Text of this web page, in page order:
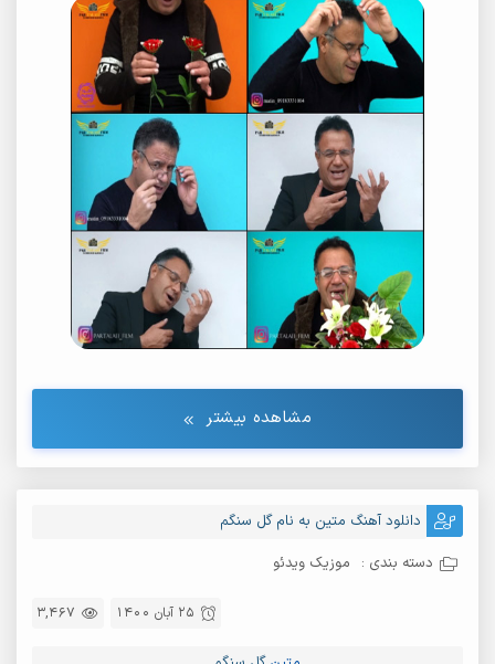
مشاهده بیشتر
دانلود آهنگ متین به نام گل سنگم
دسته بندی : موزیک ویدئو
3,467 25 آبان 1400